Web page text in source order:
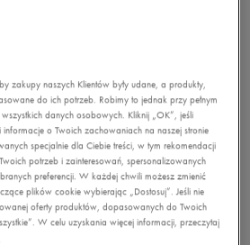
do wyświetlenia
wyszukiwania lub
wybrane filtry
zakupy naszych Klientów były udane, a produkty,
do ich potrzeb. Robimy to jednak przy pełnym
danych osobowych. Kliknij „OK”, jeśli
o Twoich zachowaniach na naszej stronie
specjalnie dla Ciebie treści, w tym rekomendacji
potrzeb i zainteresowań, spersonalizowanych
preferencji. W każdej chwili możesz zmienić
plików cookie wybierając „Dostosuj”. Jeśli nie
oferty produktów, dopasowanych do Twoich
W celu uzyskania więcej informacji, przeczytaj